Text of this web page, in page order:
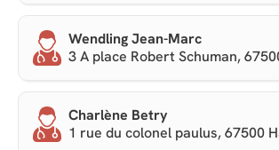
Wendling Jean-Marc
3 A place Robert Schuman,
Charlène Betry
1 rue du colonel paulus, 67500